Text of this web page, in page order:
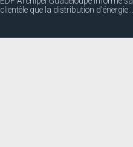
clientèle que la distribution d’énergie...